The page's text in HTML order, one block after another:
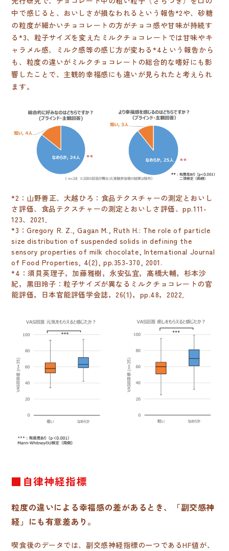
中で感じると、おいしさが損なわれるという報告*2や、砂糖
の粒度が細かいチョコレートの方がチョコ感や甘味が持続す
る*3、粒子サイズを変えたミルクチョコレートでは甘味やキ
ャラメル感、ミルク感等の感じ方が変わる*4という報告から
も、粒度の違いがミルクチョコレートの総合的な嗜好にも影
響したことで、主観的幸福感にも違いが見られたと考えられ
ます。
*2：山野善正、大越ひろ：食品テクスチャーの測定とおいし
さ評価、食品テクスチャーの測定とおいしさ評価、pp.111-
123、2021．
*3：Gregory R. Z., Gagan M., Ruth H.: The role of particle
size distribution of suspended solids in defining the
sensory properties of milk chocolate, International Journal
of Food Properties, 4(2), pp.353-370, 2001.
*4：須貝英理子，加藤雅樹，永安弘宜，髙橋大輔，杉本沙
紀，黒田玲子：粒子サイズが異なるミルクチョコレートの官
能評価，日本官能評価学会誌，26(1)，pp.48，2022．
■自律神経指標
粒度の違いによる幸福感の差があるとき、「副交感神
経」にも有意差あり。
喫食後のデータでは、副交感神経指標の一つであるHF値が、